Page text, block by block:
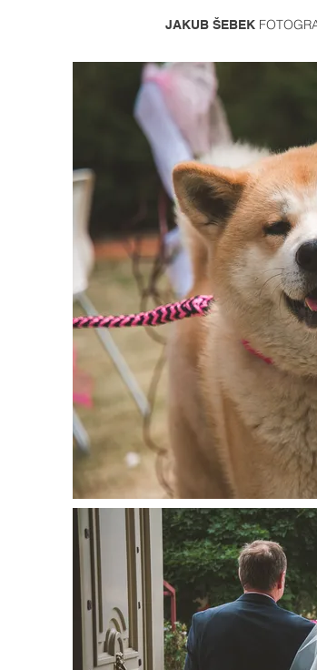
JAKUB ŠEBEK